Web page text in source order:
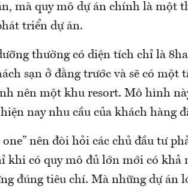
mà quy mô dự án chính là một
triển dự án.
thường có diện tích chỉ là
sạn ở đằng trước và sẽ có một
nên một khu resort. Mô hình
nay nhu cầu của khách hàng
nên đòi hỏi các chủ đầu tư
khi có quy mô đủ lớn mới có khả
đúng tiêu chí. Mà những dự án